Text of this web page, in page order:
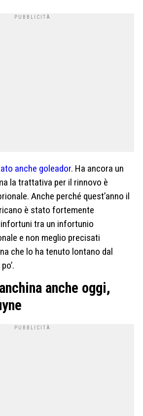
anche goleador. Ha ancora un
la trattativa per il rinnovo è
Anche perché quest’anno il
è stato fortemente
tra un infortunio
e non meglio precisati
che lo ha tenuto lontano dal
anche oggi,